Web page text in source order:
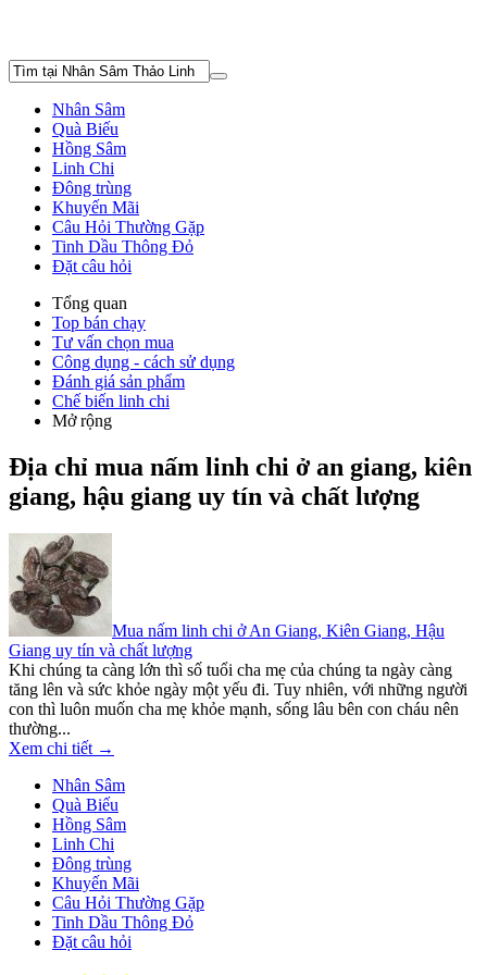
Nhân Sâm
Quà Biếu
Hồng Sâm
Linh Chi
Đông trùng
Khuyến Mãi
Câu Hỏi Thường Gặp
Tinh Dầu Thông Đỏ
Đặt câu hỏi
Tổng quan
Top bán chạy
Tư vấn chọn mua
Công dụng - cách sử dụng
Đánh giá sản phẩm
Chế biến linh chi
Mở rộng
Địa chỉ mua nấm linh chi ở an giang, kiên
giang, hậu giang uy tín và chất lượng
Mua nấm linh chi ở An Giang, Kiên Giang, Hậu
Giang uy tín và chất lượng
Khi chúng ta càng lớn thì số tuổi cha mẹ của chúng ta ngày càng
tăng lên và sức khỏe ngày một yếu đi. Tuy nhiên, với những người
con thì luôn muốn cha mẹ khỏe mạnh, sống lâu bên con cháu nên
thường...
Xem chi tiết →
Nhân Sâm
Quà Biếu
Hồng Sâm
Linh Chi
Đông trùng
Khuyến Mãi
Câu Hỏi Thường Gặp
Tinh Dầu Thông Đỏ
Đặt câu hỏi